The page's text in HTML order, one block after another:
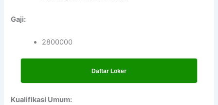
Gaji:
2800000
Daftar Loker
Kualifikasi Umum: